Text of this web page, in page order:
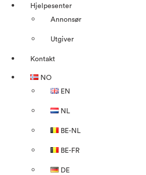
Hjelpesenter
Annonsør
Utgiver
Kontakt
NO
EN
NL
BE-NL
BE-FR
DE